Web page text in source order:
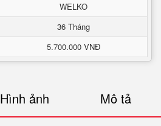
WELKO
36 Tháng
5.700.000 VNĐ
Hình ảnh Mô tả